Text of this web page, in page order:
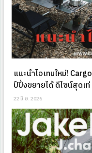
แนะนำไอเทมใหม่!
ป์ปิ้งขยายได้ ดีไซน์สุดเ
22 มิ.ย. 2026